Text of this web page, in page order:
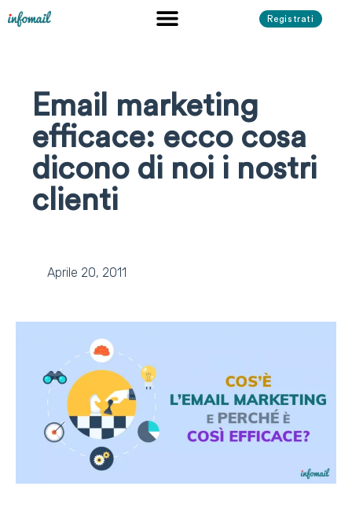
Registrati
Email marketing
efficace: ecco cosa
dicono di noi i nostri
clienti
Aprile 20, 2011